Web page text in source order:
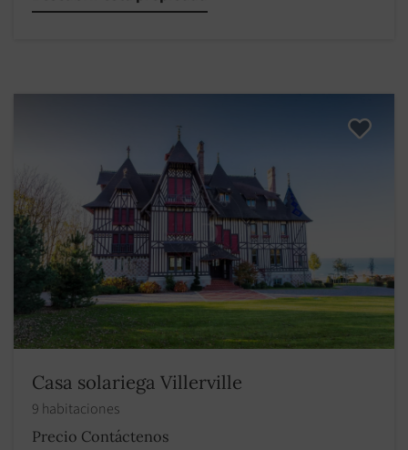
Casa solariega Villerville
9 habitaciones
Precio Contáctenos